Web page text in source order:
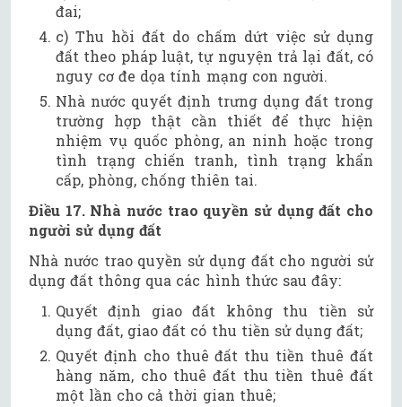
đai;
c) Thu hồi đất do chấm dứt việc sử dụng
đất theo pháp luật, tự nguyện trả lại đất, có
nguy cơ đe dọa tính mạng con người.
Nhà nước quyết định trưng dụng đất trong
trường hợp thật cần thiết để thực hiện
nhiệm vụ quốc phòng, an ninh hoặc trong
tình trạng chiến tranh, tình trạng khẩn
cấp, phòng, chống thiên tai.
Điều 17. Nhà nước trao quyền sử dụng đất cho
người sử dụng đất
Nhà nước trao quyền sử dụng đất cho người sử
dụng đất thông qua các hình thức sau đây:
Quyết định giao đất không thu tiền sử
dụng đất, giao đất có thu tiền sử dụng đất;
Quyết định cho thuê đất thu tiền thuê đất
hàng năm, cho thuê đất thu tiền thuê đất
một lần cho cả thời gian thuê;